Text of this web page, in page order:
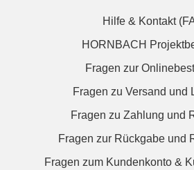
Hilfe & Kontakt
HORNBACH
Fragen zur
Fragen zu Versand und
Fragen zu Zahlung und
Fragen zur Rückgabe und
Fragen zum Kundenkonto &